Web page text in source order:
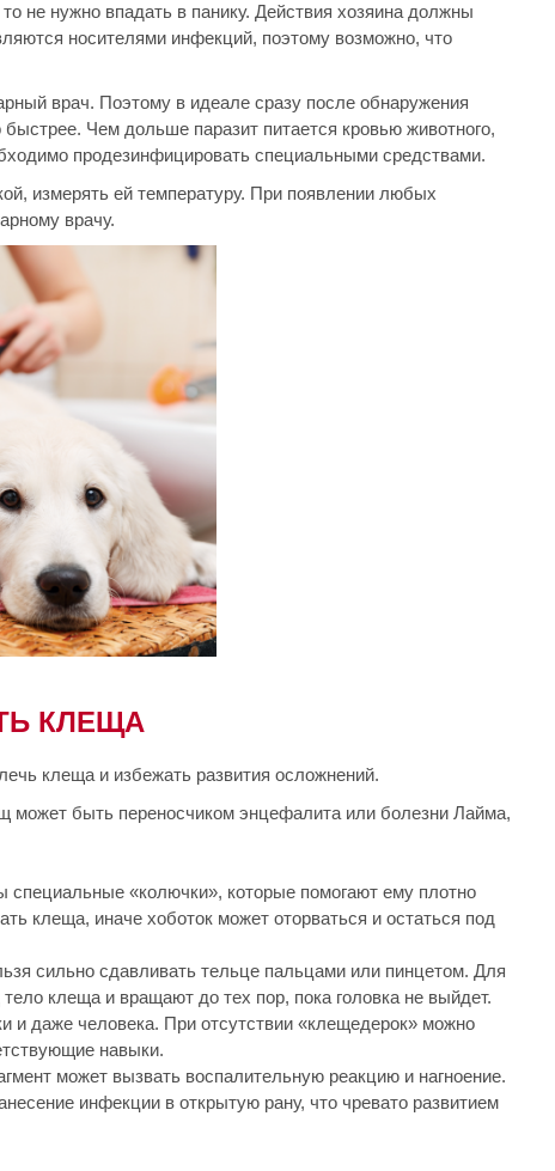
не нужно впадать в панику. Действия хозяина должны
носителями инфекций, поэтому возможно, что
врач. Поэтому в идеале сразу после обнаружения
Чем дольше паразит питается кровью животного,
продезинфицировать специальными средствами.
измерять ей температуру. При появлении любых
врачу.
КЛЕЩА
клеща и избежать развития осложнений.
может быть переносчиком энцефалита или болезни Лайма,
«колючки», которые помогают ему плотно
клеща, иначе хоботок может оторваться и остаться под
сильно сдавливать тельце пальцами или пинцетом. Для
клеща и вращают до тех пор, пока головка не выйдет.
и даже человека. При отсутствии «клещедерок» можно
навыки.
может вызвать воспалительную реакцию и нагноение.
инфекции в открытую рану, что чревато развитием